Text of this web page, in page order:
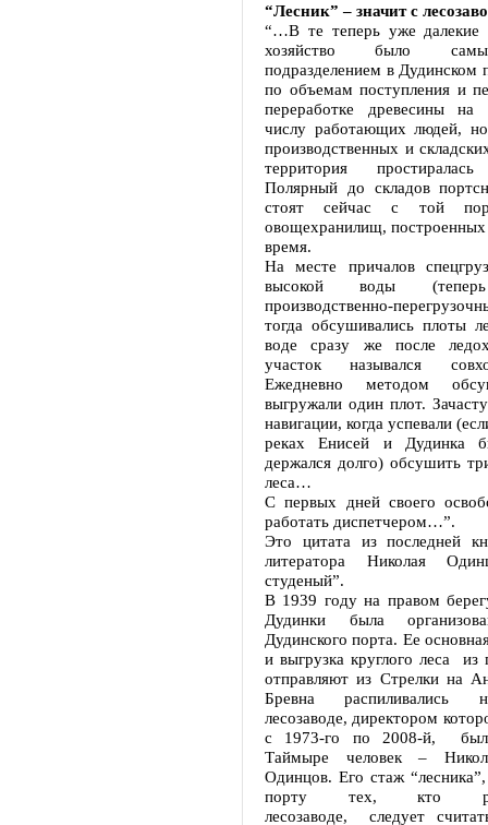
“Лесник” – значит с
“…В те теперь уже далекие
хозяйство было
подразделением в Дудинском
по объемам поступления и
переработке древесины на
числу работающих людей,
производственных и
территория
Полярный до складов
стоят сейчас с той
овощехранилищ, построенных
время.
На месте причалов
высокой воды
производственно-
тогда обсушивались плоты
воде сразу же после
участок назывался
Ежедневно методом
выгружали один плот.
навигации, когда успевали
реках Енисей и Дудинка
держался долго) обсушить
леса…
С первых дней своего
работать диспетчером…”.
Это цитата из последней
литератора Николая
студеный”.
В 1939 году на правом
Дудинки была
Дудинского порта. Ее
и выгрузка круглого леса из
отправляют из Стрелки на
Бревна распиливались
лесозаводе, директором
с 1973-го по 2008-й, был
Таймыре человек –
Одинцов. Его стаж
порту тех, кто
лесозаводе, следует